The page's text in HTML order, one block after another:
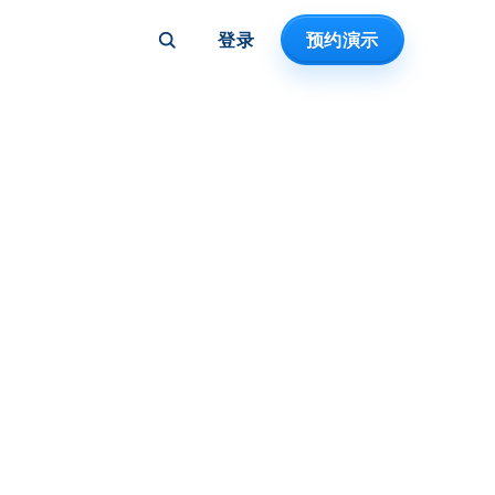
登录 预约演示